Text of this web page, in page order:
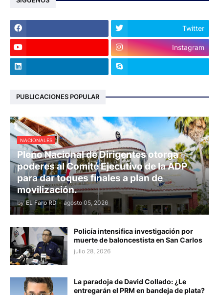
Twitter
Instagram
PUBLICACIONES POPULAR
NACIONALES
Pleno Nacional de Dirigentes otorga
poderes al Comité Ejecutivo de la ADP
para dar toques finales a plan de
movilización.
by EL Faro RD - agosto 05, 2026
Policía intensifica investigación por
muerte de baloncestista en San Carlos
julio 28, 2026
La paradoja de David Collado: ¿Le
entregarán el PRM en bandeja de plata?